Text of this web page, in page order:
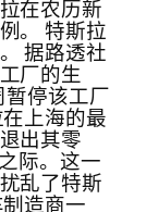
在农历新
。 特斯拉
据路透社
厂的生
暂停该工厂
上海的最
出其零
际。这一
乱了特斯
造商一